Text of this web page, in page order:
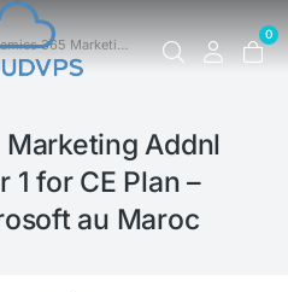
0
365 Marketi…
Addnl
1 for CE Plan –
au Maroc